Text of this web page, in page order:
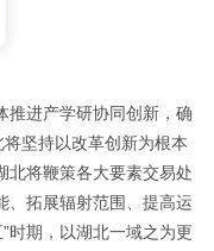
推进产学研协同创新，确
坚持以改革创新为根本
北将鞭策各大要素交易处
、拓展辐射范围、提高运
时期，以湖北一域之为更